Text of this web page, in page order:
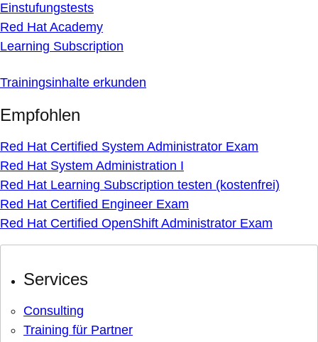
Einstufungstests
Red Hat Academy
Learning Subscription
Trainingsinhalte erkunden
Empfohlen
Red Hat Certified System Administrator Exam
Red Hat System Administration I
Red Hat Learning Subscription testen (kostenfrei)
Red Hat Certified Engineer Exam
Red Hat Certified OpenShift Administrator Exam
Services
Consulting
Training für Partner